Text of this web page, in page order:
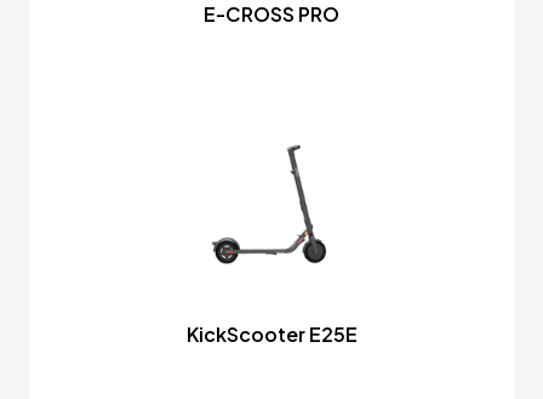
E-CROSS PRO
KickScooter E25E